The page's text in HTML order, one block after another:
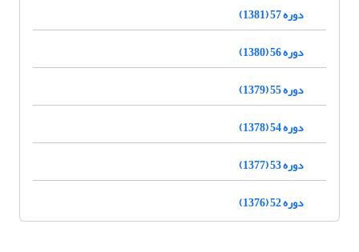
دوره 57 (1381)
دوره 56 (1380)
دوره 55 (1379)
دوره 54 (1378)
دوره 53 (1377)
دوره 52 (1376)